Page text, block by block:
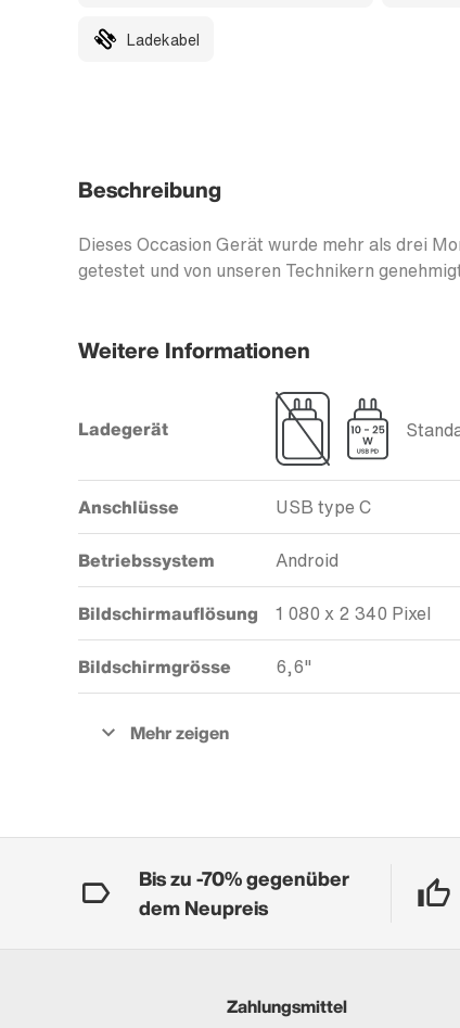
Ladekabel
Beschreibung
Dieses Occasion Gerät wurde mehr als drei
getestet und von unseren Technikern
Weitere Informationen
Ladegerät
Anschlüsse USB type C
Betriebssystem Android
Bildschirmauflösung 1 080 x 2 340 Pixel
Bildschirmgrösse 6,6"
Bis zu -70% gegenüber
dem Neupreis
Zahlungsmittel